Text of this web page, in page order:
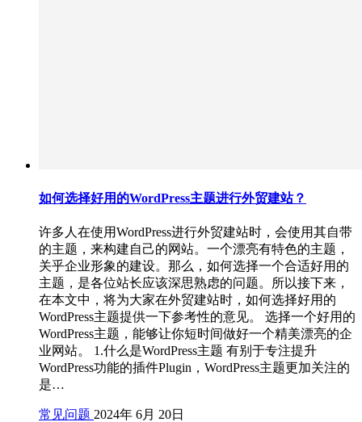
如何选择好用的WordPress主题进行外贸建站？
许多人在使用WordPress进行外贸建站时，会使用其自带
的主题，来构建自己的网站。一个漂亮有特色的主题，
关乎企业形象的建设。那么，如何选择一个合适好用的
主题，是各位站长应该深思熟虑的问题。所以接下来，
在本文中，将为大家在外贸建站时，如何选择好用的
WordPress主题提供一下参考性的意见。 选择一个好用的
WordPress主题，能够让你短时间做好一个精美漂亮的企
业网站。 1.什么是WordPress主题 有别于专注提升
WordPress功能的插件Plugin，WordPress主题更加关注的
是…
常见问题 2024年 6月 20日